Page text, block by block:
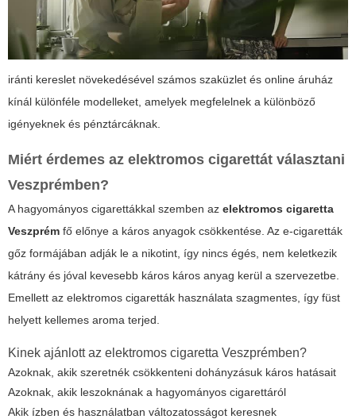
iránti kereslet növekedésével számos szaküzlet és online áruház
kínál különféle modelleket, amelyek megfelelnek a különböző
igényeknek és pénztárcáknak.
Miért érdemes az elektromos cigarettát választani
Veszprémben?
A hagyományos cigarettákkal szemben az elektromos cigaretta
Veszprém fő előnye a káros anyagok csökkentése. Az e-cigaretták
gőz formájában adják le a nikotint, így nincs égés, nem keletkezik
kátrány és jóval kevesebb káros káros anyag kerül a szervezetbe.
Emellett az elektromos cigaretták használata szagmentes, így füst
helyett kellemes aroma terjed.
Kinek ajánlott az elektromos cigaretta Veszprémben?
Azoknak, akik szeretnék csökkenteni dohányzásuk káros hatásait
Azoknak, akik leszoknának a hagyományos cigarettáról
Akik ízben és használatban változatosságot keresnek